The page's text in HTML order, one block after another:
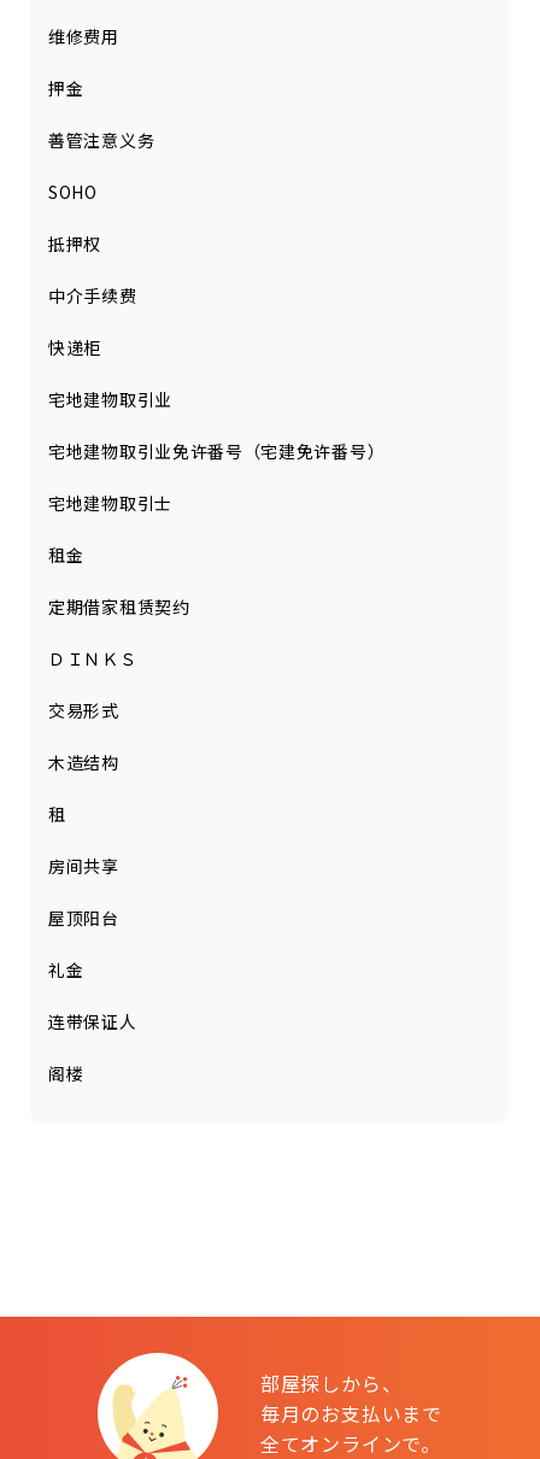
维修费用
押金
善管注意义务
SOHO
抵押权
中介手续费
快递柜
宅地建物取引业
宅地建物取引业免许番号（宅建免许番号）
宅地建物取引士
租金
定期借家租赁契约
ＤＩＮＫＳ
交易形式
木造结构
租
房间共享
屋顶阳台
礼金
连带保证人
阁楼
部屋探しから、
毎月のお支払いまで
全てオンラインで。